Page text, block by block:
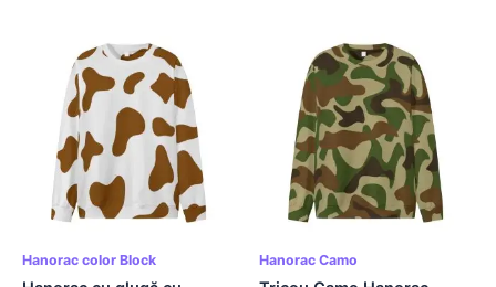
Hanorac color Block Hanorac Camo